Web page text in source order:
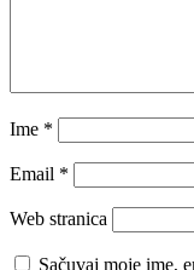
Ime *
Email *
Web stranica
Sačuvaj moje ime,